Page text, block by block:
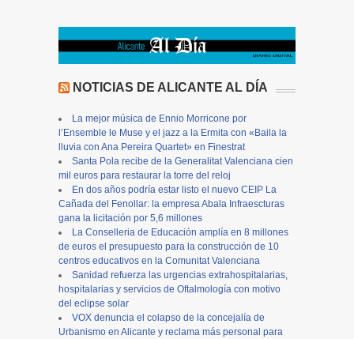
NOTICIAS DE ALICANTE AL DÍA
La mejor música de Ennio Morricone por
l’Ensemble le Muse y el jazz a la Ermita con «Baila la
lluvia con Ana Pereira Quartet» en Finestrat
Santa Pola recibe de la Generalitat Valenciana cien
mil euros para restaurar la torre del reloj
En dos años podría estar listo el nuevo CEIP La
Cañada del Fenollar: la empresa Abala Infraescturas
gana la licitación por 5,6 millones
La Conselleria de Educación amplía en 8 millones
de euros el presupuesto para la construcción de 10
centros educativos en la Comunitat Valenciana
Sanidad refuerza las urgencias extrahospitalarias,
hospitalarias y servicios de Oftalmología con motivo
del eclipse solar
VOX denuncia el colapso de la concejalía de
Urbanismo en Alicante y reclama más personal para